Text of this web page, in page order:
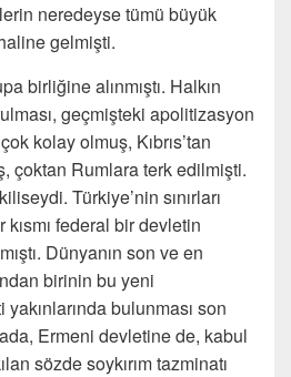
neredeyse tümü büyük
gelmişti.
birliğine alınmıştı. Halkın
geçmişteki apolitizasyon
kolay olmuş, Kıbrıs’tan
çoktan Rumlara terk edilmişti.
Türkiye’nin sınırları
federal bir devletin
Dünyanın son ve en
birinin bu yeni
bulunması son
Ermeni devletine de, kabul
sözde soykırım tazminatı